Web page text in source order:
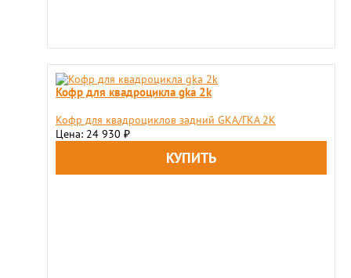
Кофр для квадроцикла gka 2k
Кофр для квадроциклов задний GKA/ГКА 2K
Цена: 24 930 ₽